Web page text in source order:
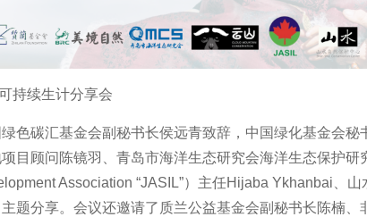
持续生计分享会
色碳汇基金会副秘书长侯远青致辞，中国绿化基金会秘
目顾问陈镜羽、青岛市海洋生态研究会海洋生态保护研
Association “JASIL”）主任Hijaba Ykhanbai、山
题分享。会议还邀请了质兰公益基金会副秘书长陈楠、